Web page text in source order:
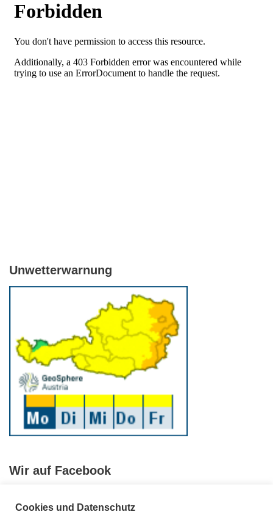
Unwetterwarnung
Wir auf Facebook
Cookies und Datenschutz